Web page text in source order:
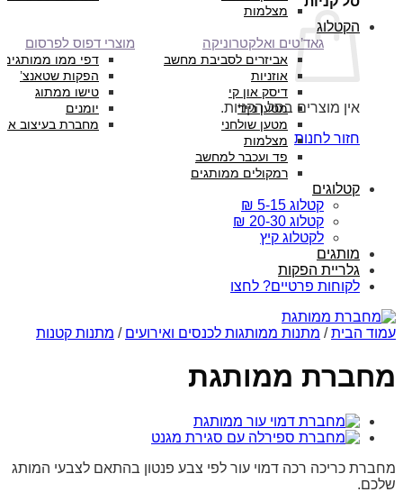
אין מוצרים בסל הקניות.
חזור לחנות
מצלמות
הקטלוג
גאד’טים ואלקטרוניקה
אביזרים לסביבת מחשב
אוזניות
דיסק און קי
מטען נייד
מטען שולחני
מצלמות
פד ועכבר למחשב
רמקולים ממותגים
מוצרי דפוס לפרסום
דפי ממו ממותגים
הפקות שטאנצ’
טישו ממתוג
יומנים
מחברת בעיצוב
קטלוגים
קטלוג 5-15 ₪
קטלוג 20-30 ₪
לקטלוג קיץ
מותגים
גלריית הפקות
לקוחות פרטיים? לחצו
עמוד הבית / מתנות ממותגות לכנסים ואירועים / מתנות קטנות
מחברת ממותגת
מחברת כריכה רכה דמוי עור לפי צבע פנטון בהתאם לצבעי המותג
שלכם.